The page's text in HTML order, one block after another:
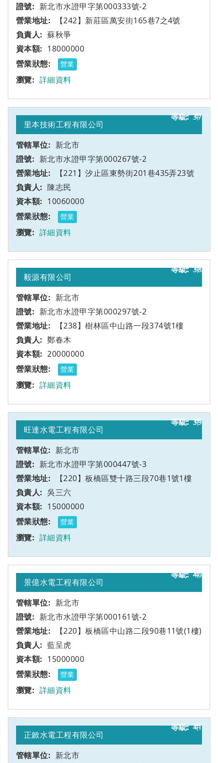
新北市水證甲字第000333號-2
【242】新莊區萬安街165巷7之4號
蘇秋爭
18000000
營業
詳細資料
37
里本技術工程有限公司
新北市
新北市水證甲字第000267號-2
【221】汐止區東勢街201巷435弄23號
甲
陳志民
10060000
營業
詳細資料
38
毅源有限公司
新北市
新北市水證甲字第000297號-2
【238】樹林區中山路一段374號1樓
甲
鄭春木
20000000
營業
詳細資料
39
旺達水電工程有限公司
新北市
新北市水證甲字第000447號-3
【220】板橋區雙十路三段70巷1號1樓
甲
吳三六
15000000
營業
詳細資料
40
景億水電工程有限公司
新北市
新北市水證甲字第000161號-2
【220】板橋區中山路二段90巷11號(1樓)
甲
藍呈虎
15000000
營業
詳細資料
41
正鍁水電工程有限公司
新北市
甲